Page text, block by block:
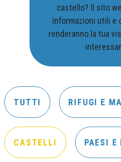
castello? Il sito
informazioni utili e
renderanno la tua
TUTTI RIFUGI E
CASTELLI PAESI E